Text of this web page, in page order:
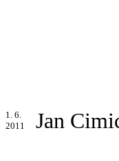
1. 6.
2011
Jan